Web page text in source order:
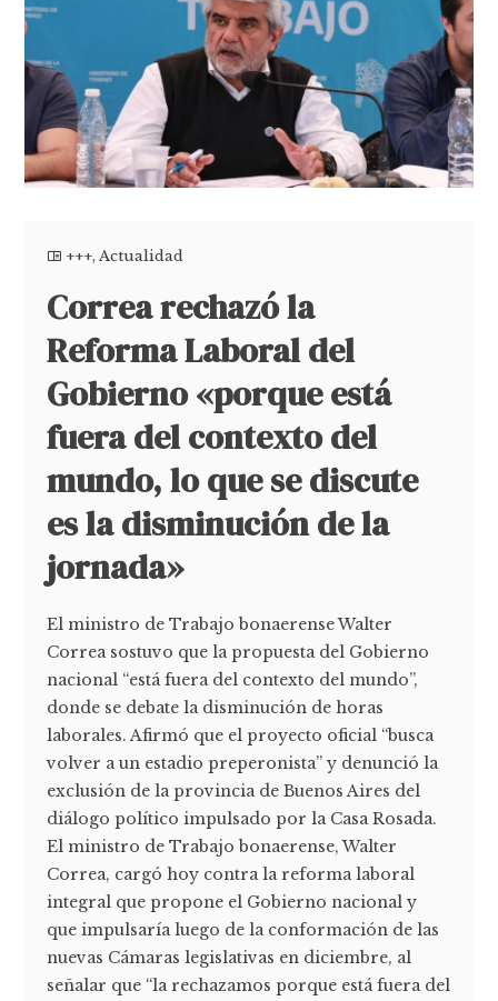
+++,Actualidad
Correa rechazó la
Reforma Laboral del
Gobierno «porque está
fuera del contexto del
mundo, lo que se discute
es la disminución de la
jornada»
El ministro de Trabajo bonaerense Walter
Correa sostuvo que la propuesta del Gobierno
nacional “está fuera del contexto del mundo”,
donde se debate la disminución de horas
laborales. Afirmó que el proyecto oficial “busca
volver a un estadio preperonista” y denunció la
exclusión de la provincia de Buenos Aires del
diálogo político impulsado por la Casa Rosada.
El ministro de Trabajo bonaerense, Walter
Correa, cargó hoy contra la reforma laboral
integral que propone el Gobierno nacional y
que impulsaría luego de la conformación de las
nuevas Cámaras legislativas en diciembre, al
señalar que “la rechazamos porque está fuera del